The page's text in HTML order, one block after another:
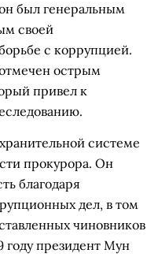
был генеральным
своей
с коррупцией.
острым
привел к
системе
прокурора. Он
благодаря
дел, в том
чиновников
году президент Мун